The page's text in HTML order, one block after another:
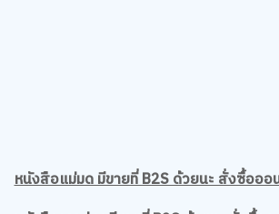
หนังสือเคาตุ่ณ มีขายที่ B2S ด้วยนะ สั่งซื้ออ